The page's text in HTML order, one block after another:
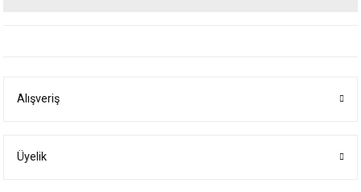
Ürün bilgilerinde hatalar bulunuyor.
Alışveriş
Üyelik